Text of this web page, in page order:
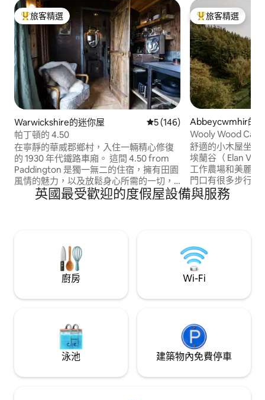
旅客精選榜首
旅客精選
Warwickshire的迷你屋 從 146 則評價中獲得 5 的平
5 (146)
帕丁頓的 4.50
在寧靜的華威郡鄉村，入住一輛精心修復
的 1930 年代鐵路車廂。 這間 4.50 from
Paddington 是獨一無二的住宿，擁有田園
風情的魅力，以及放鬆身心所需的一切，
從書籍和留聲機唱片、鄉村景觀到野花圍
驗更簡單生活的人。
旅客精選榜首
旅客精選
Abbeycwmhir的
Wooly Wood
舒適的小木屋坐落
埃蘭谷（ Elan Valley ）。 四
工作農場和美麗的
門口有很多步行路線。 私密而寧
適合那些希望逃離
當地野生動物的人。 一個黑暗的天
院和Netflix的智慧
英國最受歡迎的度假屋設備與服務
廚房 Wi-Fi
泳池 建築物內免費停車